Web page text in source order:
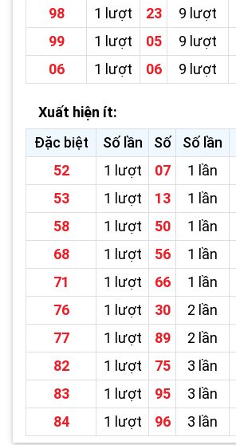
98
1 lượt 23 9 lượt
99
1 lượt 05 9 lượt
06
1 lượt 06 9 lượt
Xuất hiện ít:
Đặc biệt
Số lần Số Số lần
52
1 lượt 07 1 lần
53
1 lượt 13 1 lần
58
1 lượt 50 1 lần
68
1 lượt 56 1 lần
71
1 lượt 66 1 lần
76
1 lượt 30 2 lần
77
1 lượt 89 2 lần
82
1 lượt 75 3 lần
83
1 lượt 95 3 lần
84
1 lượt 96 3 lần